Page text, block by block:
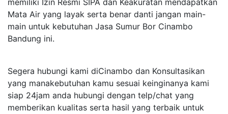
memiliki Izin Resmi SIPA dan Keakuratan mendapatkan
Mata Air yang layak serta benar danti jangan main-
main untuk kebutuhan Jasa Sumur Bor Cinambo
Bandung ini.
Segera hubungi kami diCinambo dan Konsultasikan
yang manakebutuhan kamu sesuai keinginanya kami
siap 24jam anda hubungi dengan telp/chat yang
memberikan kualitas serta hasil yang terbaik untuk